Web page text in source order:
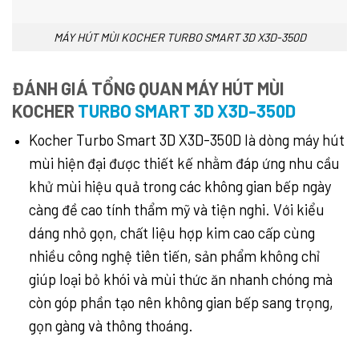
MÁY HÚT MÙI KOCHER TURBO SMART 3D X3D-350D
ĐÁNH GIÁ TỔNG QUAN MÁY HÚT MÙI
KOCHER TURBO SMART 3D X3D-350D
Kocher Turbo Smart 3D X3D-350D là dòng máy hút
mùi hiện đại được thiết kế nhằm đáp ứng nhu cầu
khử mùi hiệu quả trong các không gian bếp ngày
càng đề cao tính thẩm mỹ và tiện nghi. Với kiểu
dáng nhỏ gọn, chất liệu hợp kim cao cấp cùng
nhiều công nghệ tiên tiến, sản phẩm không chỉ
giúp loại bỏ khói và mùi thức ăn nhanh chóng mà
còn góp phần tạo nên không gian bếp sang trọng,
gọn gàng và thông thoáng.